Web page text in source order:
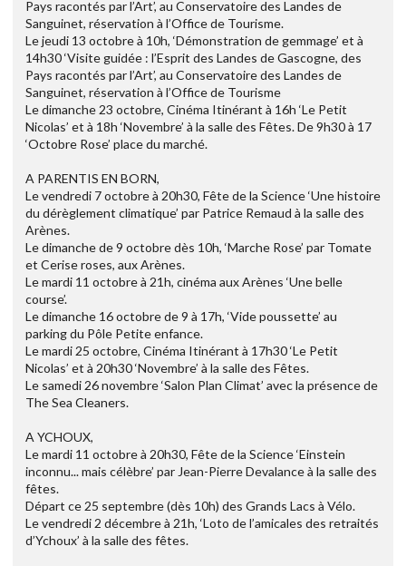
Pays racontés par l’Art’, au Conservatoire des Landes de
Sanguinet, réservation à l’Office de Tourisme.
Le jeudi 13 octobre à 10h, ‘Démonstration de gemmage’ et à
14h30 ‘Visite guidée : l’Esprit des Landes de Gascogne, des
Pays racontés par l’Art’, au Conservatoire des Landes de
Sanguinet, réservation à l’Office de Tourisme
Le dimanche 23 octobre, Cinéma Itinérant à 16h ‘Le Petit
Nicolas’ et à 18h ‘Novembre’ à la salle des Fêtes. De 9h30 à 17
‘Octobre Rose’ place du marché.
A PARENTIS EN BORN,
Le vendredi 7 octobre à 20h30, Fête de la Science ‘Une histoire
du dérèglement climatique’ par Patrice Remaud à la salle des
Arènes.
Le dimanche de 9 octobre dès 10h, ‘Marche Rose’ par Tomate
et Cerise roses, aux Arènes.
Le mardi 11 octobre à 21h, cinéma aux Arènes ‘Une belle
course’.
Le dimanche 16 octobre de 9 à 17h, ‘Vide poussette’ au
parking du Pôle Petite enfance.
Le mardi 25 octobre, Cinéma Itinérant à 17h30 ‘Le Petit
Nicolas’ et à 20h30 ‘Novembre’ à la salle des Fêtes.
Le samedi 26 novembre ‘Salon Plan Climat’ avec la présence de
The Sea Cleaners.
A YCHOUX,
Le mardi 11 octobre à 20h30, Fête de la Science ‘Einstein
inconnu... mais célèbre’ par Jean-Pierre Devalance à la salle des
fêtes.
Départ ce 25 septembre (dès 10h) des Grands Lacs à Vélo.
Le vendredi 2 décembre à 21h, ‘Loto de l’amicales des retraités
d’Ychoux’ à la salle des fêtes.